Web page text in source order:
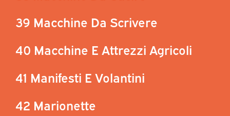
39 Macchine Da Scrivere
40 Macchine E Attrezzi Agricoli
41 Manifesti E Volantini
42 Marionette